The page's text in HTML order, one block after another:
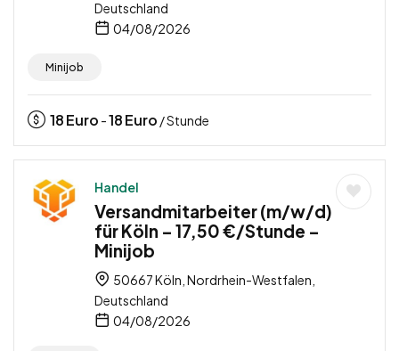
Deutschland
04/08/2026
Minijob
18Euro -18Euro / Stunde
Handel
Versandmitarbeiter (m/w/d)
für Köln – 17,50 €/Stunde –
Minijob
50667 Köln, Nordrhein-Westfalen,
Deutschland
04/08/2026